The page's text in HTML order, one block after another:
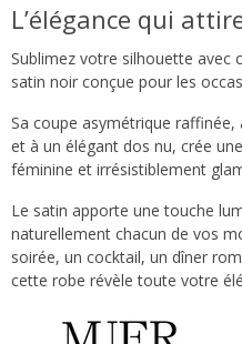
L’élégance qui
Sublimez votre silhouette avec
satin noir conçue pour les
Sa coupe asymétrique
et à un élégant dos nu, crée
féminine et irrésistiblement
Le satin apporte une touche
naturellement chacun de vos
soirée, un cocktail, un dîner
cette robe révèle toute votre